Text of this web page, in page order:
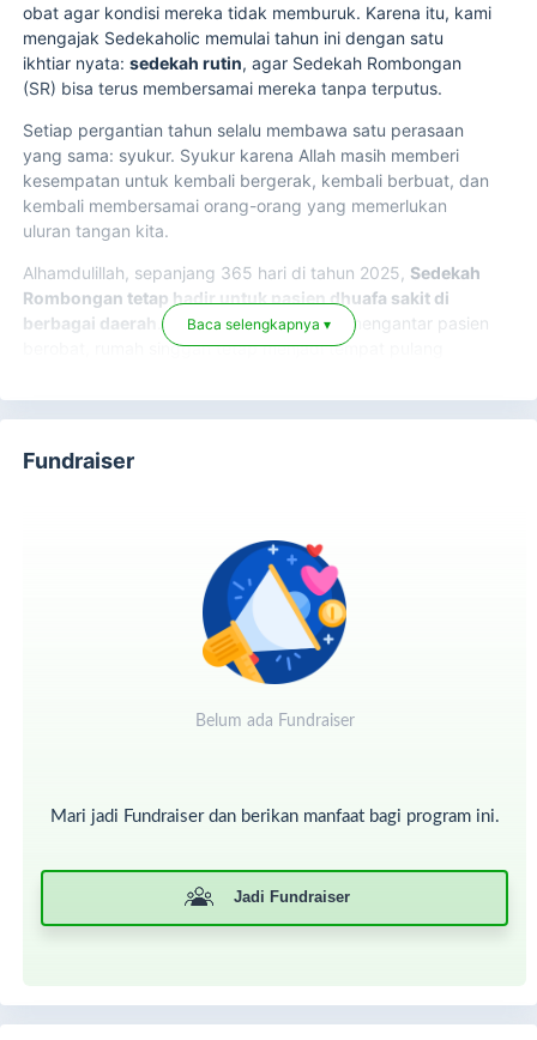
obat agar kondisi mereka tidak memburuk. Karena itu, kami
mengajak Sedekaholic memulai tahun ini dengan satu
ikhtiar nyata:sedekah rutin, agar Sedekah Rombongan
(SR) bisa terus membersamai mereka tanpa terputus.
Setiap pergantian tahun selalu membawa satu perasaan
yang sama: syukur. Syukur karena Allah masih memberi
kesempatan untuk kembali bergerak, kembali berbuat, dan
kembali membersamai orang-orang yang memerlukan
uluran tangan kita.
Alhamdulillah, sepanjang 365 hari di tahun 2025, Sedekah
Rombongan tetap hadir untuk pasien dhuafa sakit di
berbagai daerah . Ambulans terus melaju mengantar pasien
berobat, rumah singgah tetap menjadi tempat pulang
pernah berhenti di tengah jalan.
Para pejuang sembuh...
Baca selengkapnya ▾
Fundraiser
Belum ada Fundraiser
Mari jadi Fundraiser dan berikan manfaat bagi program ini.
Jadi Fundraiser